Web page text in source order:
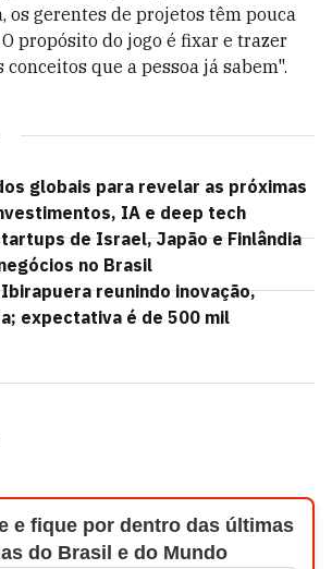
os gerentes de projetos têm pouca
propósito do jogo é fixar e trazer
que a pessoa já sabem".
globais para revelar as próximas
IA e deep tech
de Israel, Japão e Finlândia
no Brasil
reunindo inovação,
expectativa é de 500 mil
e fique por dentro das últimas
do Brasil e do Mundo